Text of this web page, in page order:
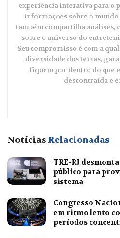
experiência interativa para o
informações sobre o mundo
também compartilha análises,
sobre o universo do
Seu compromisso é com a
diversidade dos temas,
fiquem por dentro do que
descontraída e
Notícias Relacionadas
TRE-RJ
público para
sistema
Congresso
em ritmo lento
períodos